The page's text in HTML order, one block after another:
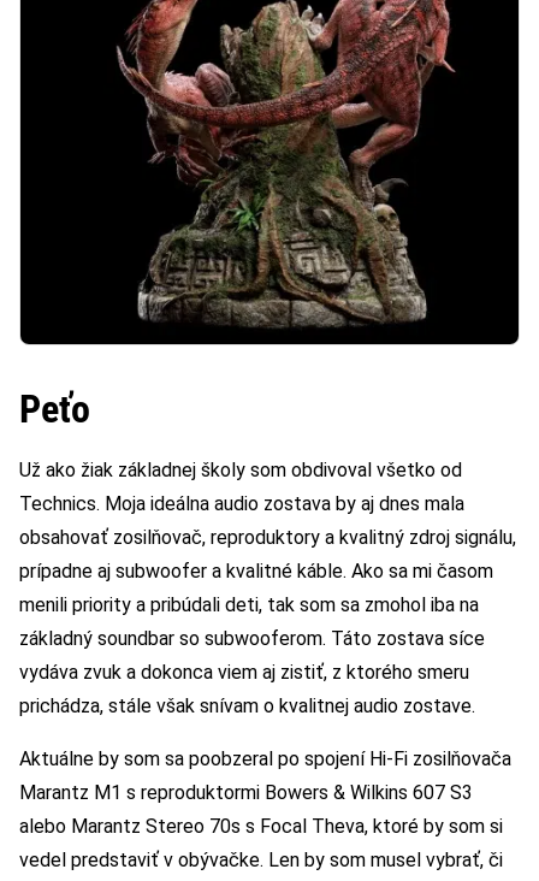
Peťo
Už ako žiak základnej školy som obdivoval všetko od
Technics. Moja ideálna audio zostava by aj dnes mala
obsahovať zosilňovač, reproduktory a kvalitný zdroj signálu,
prípadne aj subwoofer a kvalitné káble. Ako sa mi časom
menili priority a pribúdali deti, tak som sa zmohol iba na
základný soundbar so subwooferom. Táto zostava síce
vydáva zvuk a dokonca viem aj zistiť, z ktorého smeru
prichádza, stále však snívam o kvalitnej audio zostave.
Aktuálne by som sa poobzeral po spojení Hi-Fi zosilňovača
Marantz M1 s reproduktormi Bowers & Wilkins 607 S3
alebo Marantz Stereo 70s s Focal Theva, ktoré by som si
vedel predstaviť v obývačke. Len by som musel vybrať, či